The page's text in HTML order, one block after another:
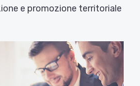
e promozione territoriale